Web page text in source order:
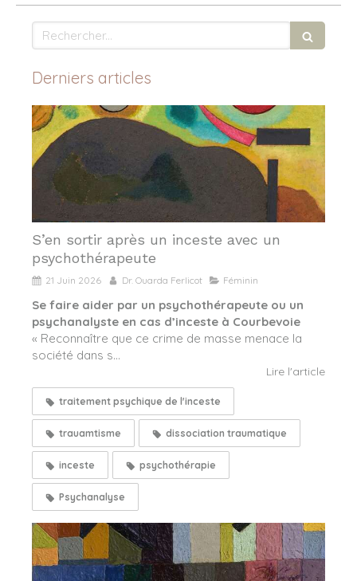
Rechercher
Derniers articles
S’en sortir après un inceste avec un
psychothérapeute
21 Juin 2026 Dr. Ouarda Ferlicot Féminin
Se faire aider par un psychothérapeute ou un
psychanalyste en cas d’inceste à Courbevoie
« Reconnaître que ce crime de masse menace la
société dans s...
Lire l'article
traitement psychique de l'inceste
trauamtisme dissociation traumatique
inceste psychothérapie
Psychanalyse